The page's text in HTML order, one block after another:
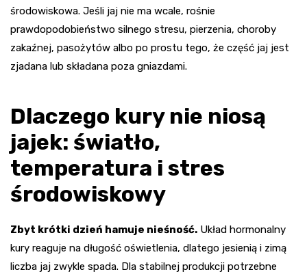
środowiskowa. Jeśli jaj nie ma wcale, rośnie
prawdopodobieństwo silnego stresu, pierzenia, choroby
zakaźnej, pasożytów albo po prostu tego, że część jaj jest
zjadana lub składana poza gniazdami.
Dlaczego kury nie niosą
jajek: światło,
temperatura i stres
środowiskowy
Zbyt krótki dzień hamuje nieśność. Układ hormonalny
kury reaguje na długość oświetlenia, dlatego jesienią i zimą
liczba jaj zwykle spada. Dla stabilnej produkcji potrzebne